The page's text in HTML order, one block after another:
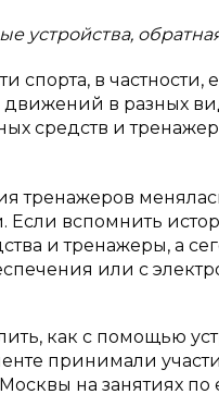
устройства,
спорта, в
в разных
средств и
тренажеров
Если вспомнить
и тренажеры, а
или с
как с помощью
принимали
на занятиях по